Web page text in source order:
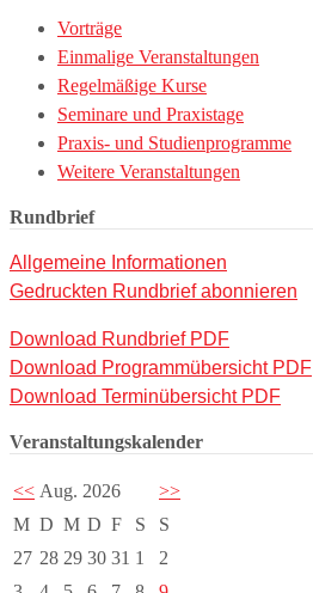
Vorträge
Einmalige Veranstaltungen
Regelmäßige Kurse
Seminare und Praxistage
Praxis- und Studienprogramme
Weitere Veranstaltungen
Rundbrief
Allgemeine Informationen
Gedruckten Rundbrief abonnieren
Download Rundbrief PDF
Download Programmübersicht PDF
Download Terminübersicht PDF
Veranstaltungskalender
<< Aug. 2026
>>
M D M D F S
S
27 28 29 30 31 1
2